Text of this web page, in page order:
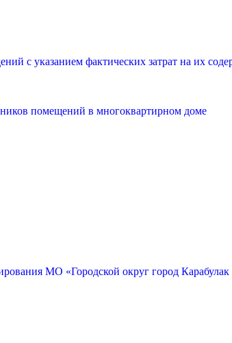
с указанием фактических затрат на их
помещений в многоквартирном доме
МО «Городской округ город Карабулак